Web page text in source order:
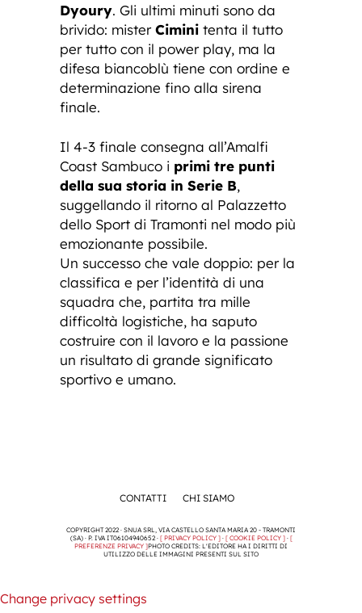
Dyoury. Gli ultimi minuti sono da
brivido: misterCimini tenta il tutto
per tutto con il power play, ma la
difesa biancoblù tiene con ordine e
determinazione fino alla sirena
finale.
Il 4-3 finale consegna all’Amalfi
Coast Sambuco i primi tre punti
della sua storia in Serie B,
suggellando il ritorno al Palazzetto
dello Sport di Tramonti nel modo più
emozionante possibile.
Un successo che vale doppio: per la
classifica e per l’identità di una
squadra che, partita tra mille
difficoltà logistiche, ha saputo
costruire con il lavoro e la passione
un risultato di grande significato
sportivo e umano.
CONTATTI CHI SIAMO
COPYRIGHT 2022 · SNUA SRL, VIA CASTELLO SANTA MARIA 20 - TRAMONTI
(SA) · P. IVA IT06104940652 · [ PRIVACY POLICY ]· [ COOKIE POLICY ]· [
PREFERENZE PRIVACY ]PHOTO CREDITS: L'EDITORE HA I DIRITTI DI
UTILIZZO DELLE IMMAGINI PRESENTI SUL SITO
Change privacy settings